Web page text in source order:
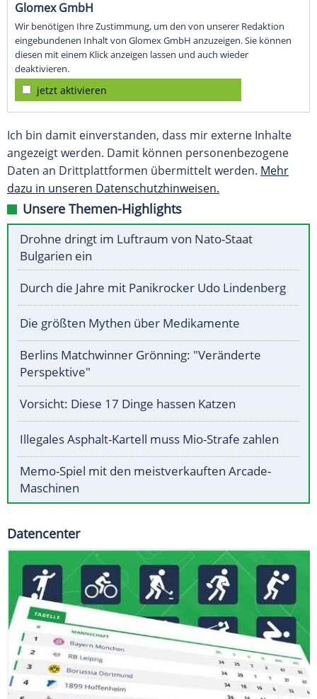
Glomex GmbH
Wir benötigen Ihre Zustimmung, um den von unserer Redaktion
eingebundenen Inhalt von Glomex GmbH anzuzeigen. Sie können
diesen mit einem Klick anzeigen lassen und auch wieder
deaktivieren.
jetzt aktivieren
Ich bin damit einverstanden, dass mir externe Inhalte
angezeigt werden. Damit können personenbezogene
Daten an Drittplattformen übermittelt werden. Mehr
dazu in unseren Datenschutzhinweisen.
Unsere Themen-Highlights
Drohne dringt im Luftraum von Nato-Staat
Bulgarien ein
Durch die Jahre mit Panikrocker Udo Lindenberg
Die größten Mythen über Medikamente
Berlins Matchwinner Grönning: "Veränderte
Perspektive"
Vorsicht: Diese 17 Dinge hassen Katzen
Illegales Asphalt-Kartell muss Mio-Strafe zahlen
Memo-Spiel mit den meistverkauften Arcade-
Maschinen
Datencenter